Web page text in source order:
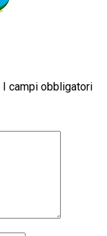
I campi obbligatori